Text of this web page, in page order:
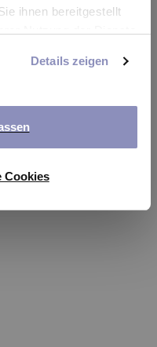
ihnen bereitgestellt
Details hierzu finden
Details zeigen
Cookies